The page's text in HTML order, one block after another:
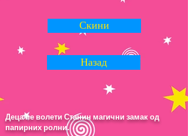
Скини
Назад
Деца ће волети Станин магични замак од
папирних ролни.